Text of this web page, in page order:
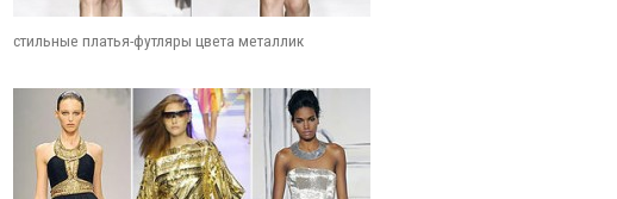
стильные платья-футляры цвета металлик